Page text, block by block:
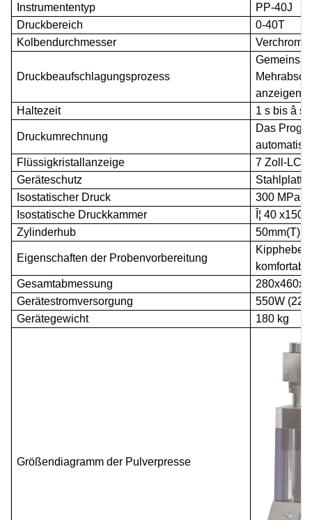
Instrumententyp
PP-40J
Druckbereich
0-40T
Kolbendurchmesser
Druckbeaufschlagungsprozess
anzeigen
Haltezeit
1 s bis â s
Druckumrechnung
Das
Flüssigkristallanzeige
7 Zoll-
Geräteschutz
Isostatischer Druck
300 MPa
Isostatische Druckkammer
Î¦40 x150
Zylinderhub
50mm(T)
Eigenschaften der Probenvorbereitung
Gesamtabmessung
280x460x6
Gerätestromversorgung
550W
Gerätegewicht
180 kg
Größendiagramm der Pulverpresse